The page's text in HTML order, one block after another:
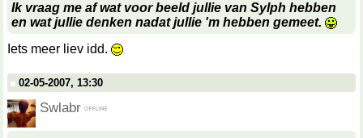
Ik vraag me af wat voor beeld jullie van Sylph hebben
en wat jullie denken nadat jullie 'm hebben gemeet.
Iets meer liev idd.
02-05-2007, 13:30
Swlabr